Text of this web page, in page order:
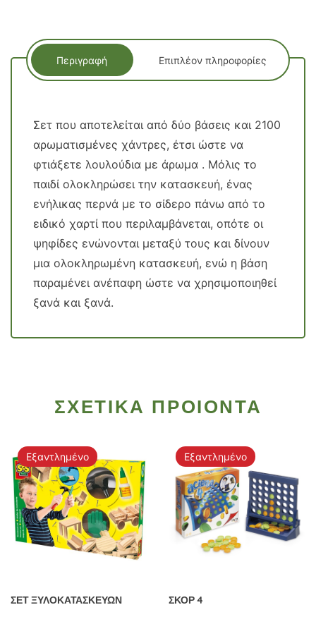
Περιγραφή Επιπλέον πληροφορίες
Σετ που αποτελείται από δύο βάσεις και 2100
αρωματισμένες χάντρες, έτσι ώστε να
φτιάξετε λουλούδια με άρωμα . Μόλις το
παιδί ολοκληρώσει την κατασκευή, ένας
ενήλικας περνά με το σίδερο πάνω από το
ειδικό χαρτί που περιλαμβάνεται, οπότε οι
ψηφίδες ενώνονται μεταξύ τους και δίνουν
μια ολοκληρωμένη κατασκευή, ενώ η βάση
παραμένει ανέπαφη ώστε να χρησιμοποιηθεί
ξανά και ξανά.
ΣΧΕΤΙΚΑ ΠΡΟΙΟΝΤΑ
Εξαντλημένο
ΣΕΤ ΞΥΛΟΚΑΤΑΣΚΕΥΩΝ
Εξαντλημένο
ΣΚΟΡ 4